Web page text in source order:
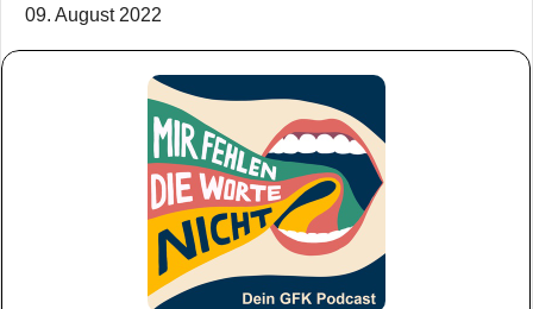
09. August 2022